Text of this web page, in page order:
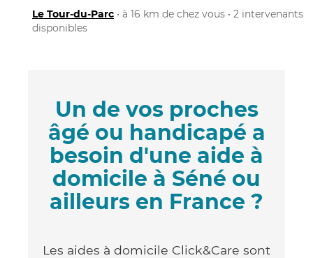
Le Tour-du-Parc • à 16 km de chez vous • 2 intervenants
disponibles
Un de vos proches
âgé ou handicapé a
besoin d'une aide à
domicile à Séné ou
ailleurs en France ?
Les aides à domicile Click&Care sont